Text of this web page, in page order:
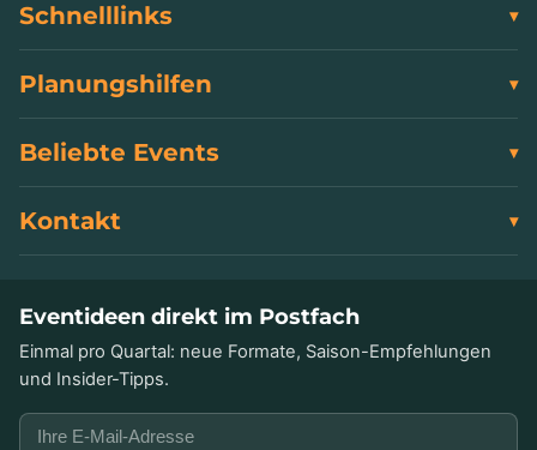
Schnelllinks
Planungshilfen
Beliebte Events
Kontakt
Eventideen direkt im Postfach
Einmal pro Quartal: neue Formate, Saison-Empfehlungen
und Insider-Tipps.